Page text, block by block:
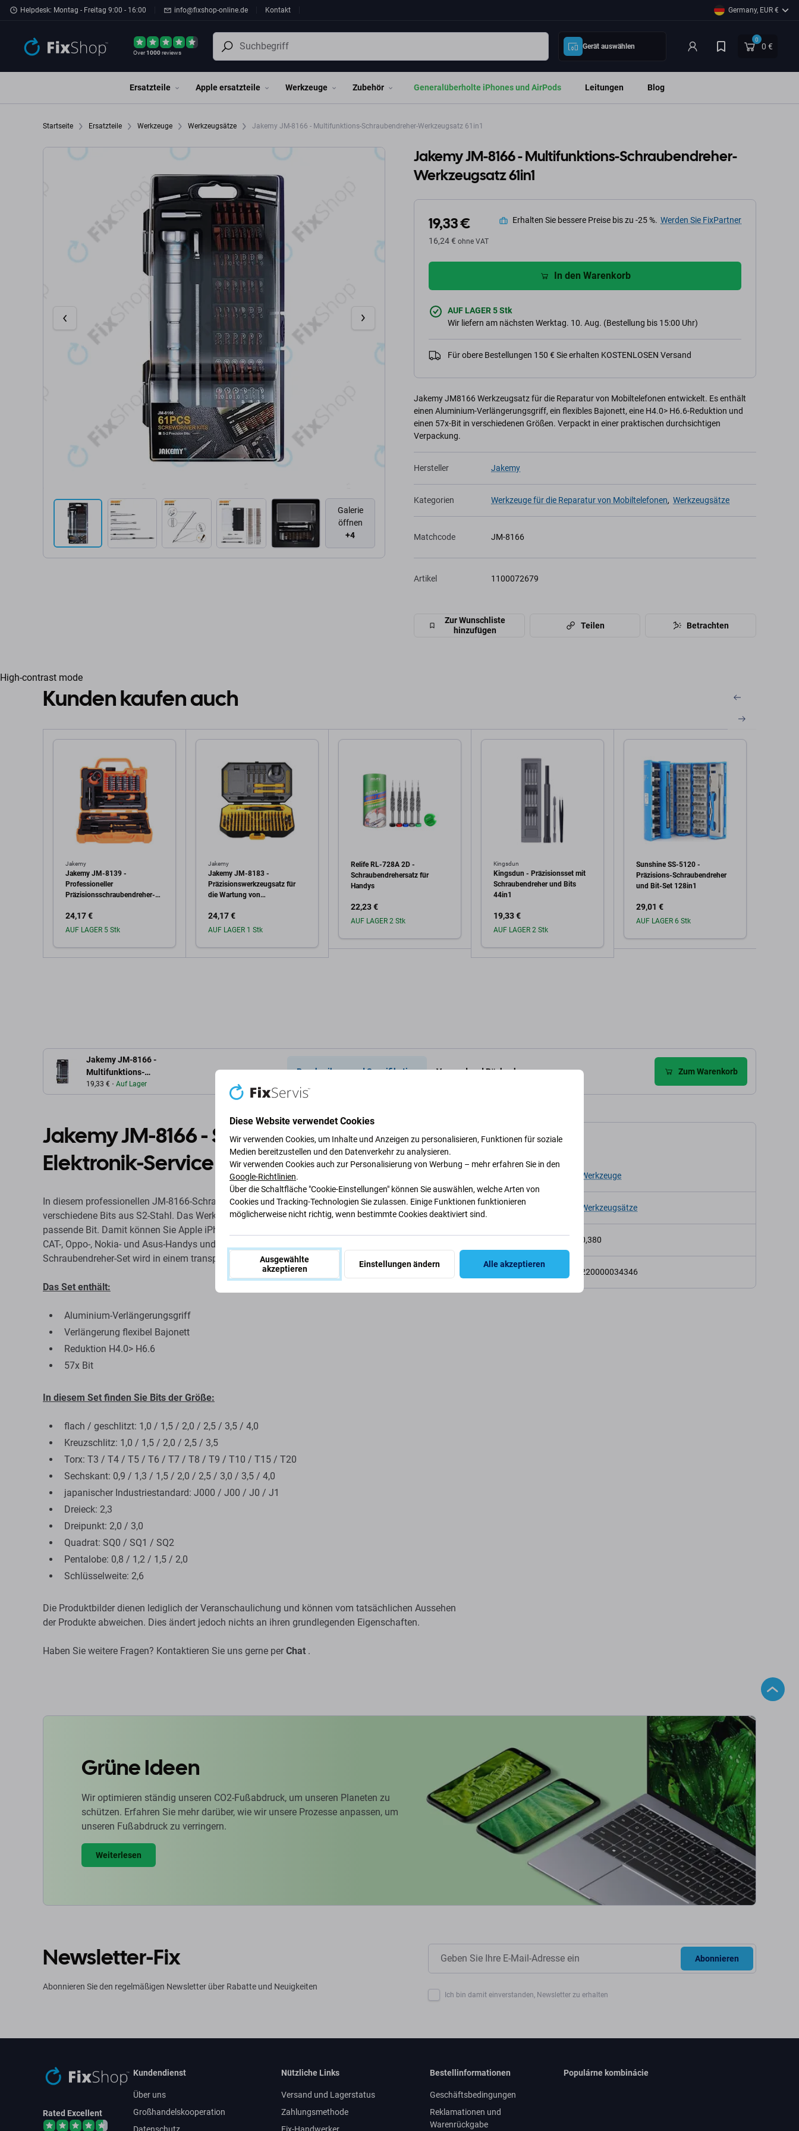
Zum Hauptinhalt springen
Helpdesk: Montag - Freitag 9:00 - 16:00 info@fixshop-online.de Kontakt Germany, EUR €
Over1000reviews
Gerät auswählen
0
0 €
Ersatzteile Apple ersatzteile Werkzeuge Zubehör Generalüberholte iPhones und AirPods Leitungen Blog
Startseite Ersatzteile Werkzeuge Werkzeugsätze Jakemy JM-8166 - Multifunktions-Schraubendreher-Werkzeugsatz 61in1
Galerie
öffnen
+4
Jakemy JM-8166 - Multifunktions-Schraubendreher-
Werkzeugsatz 61in1
19,33 €
16,24 € ohne VAT
Erhalten Sie bessere Preise bis zu -25 %. Werden Sie FixPartner
In den Warenkorb
AUF LAGER 5 Stk
Wir liefern am nächsten Werktag. 10. Aug. (Bestellung bis 15:00 Uhr)
Für obere Bestellungen 150 € Sie erhalten KOSTENLOSEN Versand
Jakemy JM8166 Werkzeugsatz für die Reparatur von Mobiltelefonen entwickelt. Es enthält
einen Aluminium-Verlängerungsgriff, ein flexibles Bajonett, eine H4.0> H6.6-Reduktion und
einen 57x-Bit in verschiedenen Größen. Verpackt in einer praktischen durchsichtigen
Verpackung.
Hersteller Jakemy
Kategorien Werkzeuge für die Reparatur von Mobiltelefonen, Werkzeugsätze
Matchcode JM-8166
Artikel 1100072679
Zur Wunschliste
hinzufügen
Teilen Betrachten
High-contrast mode
Kunden kaufen auch
Jakemy
Jakemy JM-8139 -
Professioneller
Präzisionsschraubendreher-
24,17 €
AUF LAGER 5 Stk
Jakemy
Jakemy JM-8183 -
Präzisionswerkzeugsatz für
die Wartung von
Computern
24,17 €
AUF LAGER 1 Stk
Relife RL-728A 2D -
Schraubendrehersatz für
Handys
22,23 €
AUF LAGER 2 Stk
Kingsdun
Kingsdun - Präzisionsset mit
Schraubendreher und Bits
44in1
19,33 €
AUF LAGER 2 Stk
Sunshine SS-5120 -
Präzisions-Schraubendreher
und Bit-Set 128in1
29,01 €
AUF LAGER 6 Stk
Jakemy JM-8166 -
Multifunktions-
Schraubendreher-
Werkzeugsatz 61in1
19,33 € Auf Lager
Beschreibung und Spezifikation Versand und Rückgabe Zum Warenkorb
Jakemy JM-8166 - Service-Werkzeugsatz für
Elektronik-Service 61in1
In diesem professionellen JM-8166-Schraubendreher-Set von Jakemy finden Sie bis zu 57
verschiedene Bits aus S2-Stahl. Das Werkzeug ist alltagstauglich und bietet für fast alle Handys das
passende Bit. Damit können Sie Apple iPhone, Xiaomi, Samsung, Huawei, Sony, Motorola oder auch
CAT-, Oppo-, Nokia- und Asus-Handys und viele andere Marken zerlegen und reparieren. Das
Schraubendreher-Set wird in einem transparenten Kunststoff-Organizer geliefert.
Das Set enthält:
Aluminium-Verlängerungsgriff
Verlängerung flexibel Bajonett
Reduktion H4.0> H6.6
57x Bit
In diesem Set finden Sie Bits der Größe:
flach / geschlitzt: 1,0 / 1,5 / 2,0 / 2,5 / 3,5 / 4,0
Kreuzschlitz: 1,0 / 1,5 / 2,0 / 2,5 / 3,5
Torx: T3 / T4 / T5 / T6 / T7 / T8 / T9 / T10 / T15 / T20
Sechskant: 0,9 / 1,3 / 1,5 / 2,0 / 2,5 / 3,0 / 3,5 / 4,0
japanischer Industriestandard: J000 / J00 / J0 / J1
Dreieck: 2,3
Dreipunkt: 2,0 / 3,0
Quadrat: SQ0 / SQ1 / SQ2
Pentalobe: 0,8 / 1,2 / 1,5 / 2,0
Schlüsselweite: 2,6
Die Produktbilder dienen lediglich der Veranschaulichung und können vom tatsächlichen Aussehen
der Produkte abweichen. Dies ändert jedoch nichts an ihren grundlegenden Eigenschaften.
Haben Sie weitere Fragen? Kontaktieren Sie uns gerne per Chat .
Spezifikation
Werkzeuge
Kategorie Werkzeugsätze
0,380
220000034346
Grüne Ideen
Wir optimieren ständig unseren CO2-Fußabdruck, um unseren Planeten zu
schützen. Erfahren Sie mehr darüber, wie wir unsere Prozesse anpassen, um
unseren Fußabdruck zu verringern.
Weiterlesen
Newsletter-Fix
Abonnieren Sie den regelmäßigen Newsletter über Rabatte und Neuigkeiten
Abonnieren
Ich bin damit einverstanden, Newsletter zu erhalten
Rated Excellent
Kundendienst
Über uns
Großhandelskooperation
Nützliche Links
Versand und Lagerstatus
Zahlungsmethode
Bestellinformationen
Geschäftsbedingungen
Reklamationen und
Warenrückgabe
Populárne kombinácie
Diese Website verwendet Cookies
Wir verwenden Cookies, um Inhalte und Anzeigen zu personalisieren, Funktionen für soziale
Medien bereitzustellen und den Datenverkehr zu analysieren.
Wir verwenden Cookies auch zur Personalisierung von Werbung – mehr erfahren Sie in den
Google-Richtlinien.
Über die Schaltfläche "Cookie-Einstellungen" können Sie auswählen, welche Arten von
Cookies und Tracking-Technologien Sie zulassen. Einige Funktionen funktionieren
möglicherweise nicht richtig, wenn bestimmte Cookies deaktiviert sind.
Ausgewählte
akzeptieren
Einstellungen ändern Alle akzeptieren